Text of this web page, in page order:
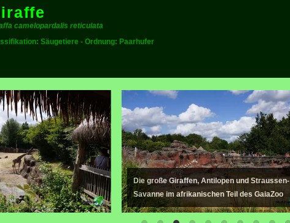
camelopardalis reticulata
Säugetiere - Ordnung: Paarhufer
Die große Giraffen, Antilopen und Straussen-
Savanne im afrikanischen Teil des GaiaZoo